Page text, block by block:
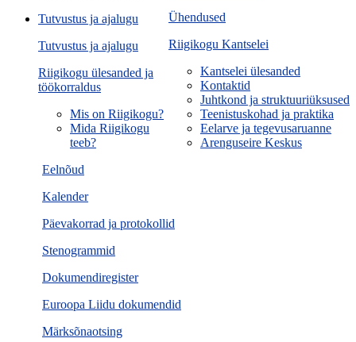
Ühendused
Riigikogu Kantselei
Kantselei ülesanded
Kontaktid
Juhtkond ja struktuuriüksused
Teenistuskohad ja praktika
Eelarve ja tegevusaruanne
Arenguseire Keskus
Eelnõud
Kalender
Päevakorrad ja protokollid
Stenogrammid
Dokumendiregister
Euroopa Liidu dokumendid
Märksõnaotsing
Tutvustus ja ajalugu
Tutvustus ja ajalugu
Riigikogu ülesanded ja
töökorraldus
Mis on Riigikogu?
Mida Riigikogu
teeb?